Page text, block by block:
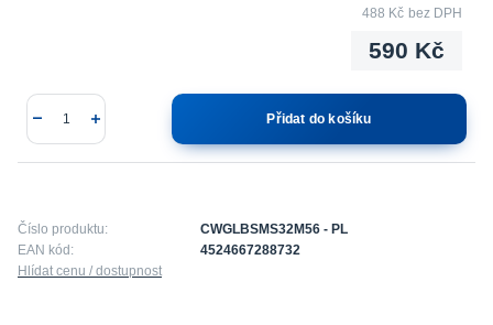
590 Kč
488 Kč bez DPH
Přidat do košíku
Číslo produktu:
CWGLBSMS32M56 - PL
EAN kód:
4524667288732
Hlídat cenu / dostupnost